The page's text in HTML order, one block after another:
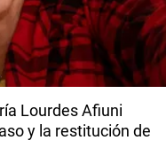
Lourdes Afiuni
y la restitución de